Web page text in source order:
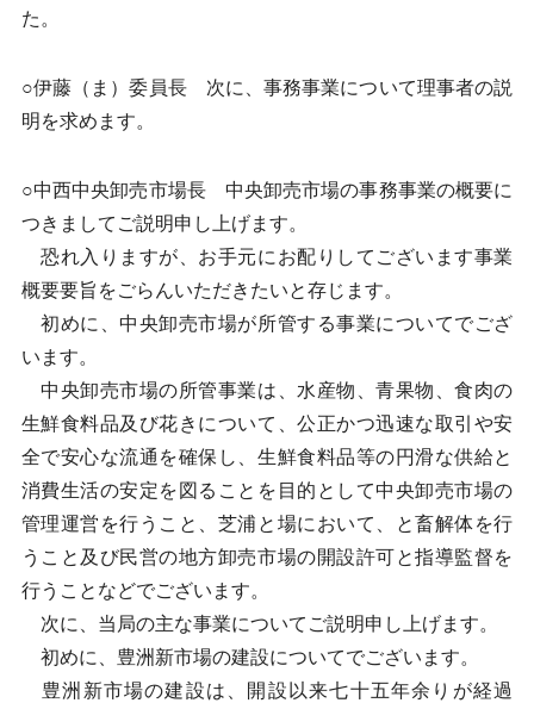
た。
○伊藤（ま）委員長 次に、事務事業について理事者の説
明を求めます。
○中西中央卸売市場長 中央卸売市場の事務事業の概要に
つきましてご説明申し上げます。
恐れ入りますが、お手元にお配りしてございます事業
概要要旨をごらんいただきたいと存じます。
初めに、中央卸売市場が所管する事業についてでござ
います。
中央卸売市場の所管事業は、水産物、青果物、食肉の
生鮮食料品及び花きについて、公正かつ迅速な取引や安
全で安心な流通を確保し、生鮮食料品等の円滑な供給と
消費生活の安定を図ることを目的として中央卸売市場の
管理運営を行うこと、芝浦と場において、と畜解体を行
うこと及び民営の地方卸売市場の開設許可と指導監督を
行うことなどでございます。
次に、当局の主な事業についてご説明申し上げます。
初めに、豊洲新市場の建設についてでございます。
豊洲新市場の建設は、開設以来七十五年余りが経過